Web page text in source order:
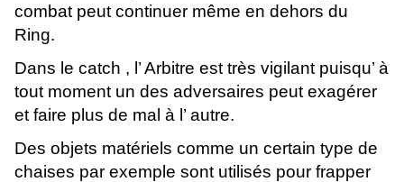
combat peut continuer même en dehors du
Ring.
Dans le catch , l’ Arbitre est très vigilant puisqu’ à
tout moment un des adversaires peut exagérer
et faire plus de mal à l’ autre.
Des objets matériels comme un certain type de
chaises par exemple sont utilisés pour frapper